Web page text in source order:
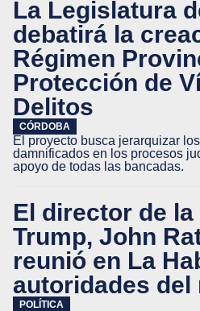
La Legislatura
debatirá la
Régimen
Protección de
Delitos
CÓRDOBA
El proyecto busca jerarquizar
damnificados en los procesos
apoyo de todas las bancadas.
El director de la
Trump, John
reunió en La
autoridades del
POLÍTICA